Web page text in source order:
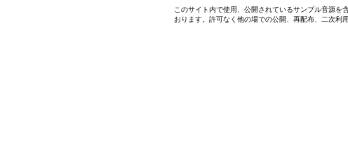
このサイト内で使用、公開されているサンプル音源
おります。許可なく他の場での公開、再配布、二次利